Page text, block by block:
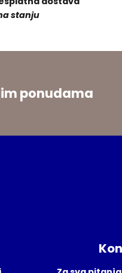
stanju
ponudama